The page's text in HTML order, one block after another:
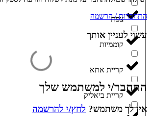
צפת
קוממיות
קריית אתא
קריית ביאליק
התחברות / הרשמה
עשוי לעניין אותך
התחבר/י למשתמש שלך
אין לך משתמש? לחץ/י להרשמה